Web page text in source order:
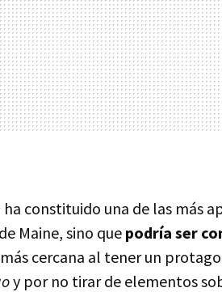
ha constituido una de las más
Maine, sino que podría ser
cercana al tener un
y por no tirar de elementos